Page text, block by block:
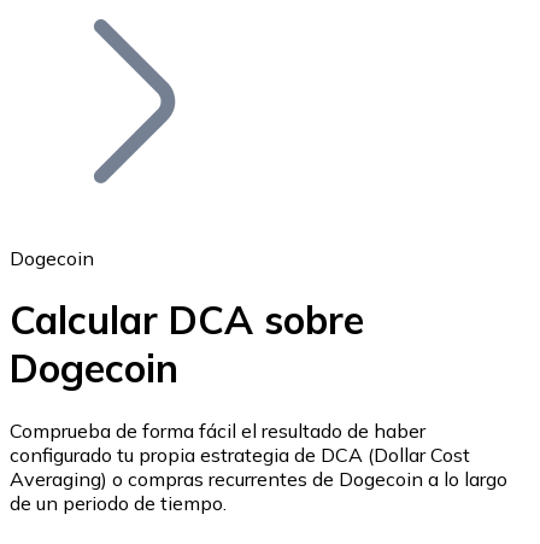
Añade tu proyecto a nuestro ecosistema.
Bitcoin
BTC
Dogecoin
Calcular DCA sobre
Dogecoin
Comprueba de forma fácil el resultado de haber
configurado tu propia estrategia de DCA (Dollar Cost
Averaging) o compras recurrentes de Dogecoin a lo largo
de un periodo de tiempo.